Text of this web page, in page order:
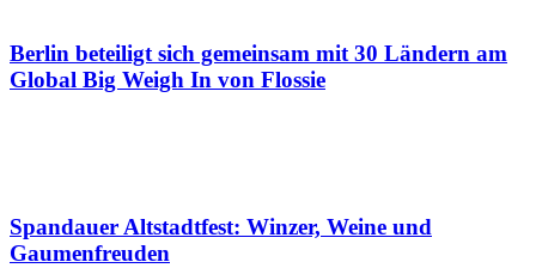
Berlin beteiligt sich gemeinsam mit 30 Ländern am
Global Big Weigh In von Flossie
Spandauer Altstadtfest: Winzer, Weine und
Gaumenfreuden